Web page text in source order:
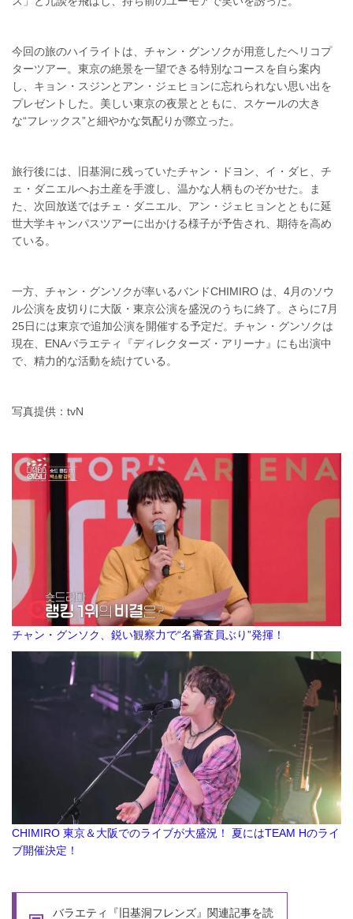
今回の旅のハイライトは、チャン・グンソクが用意したヘリコプ
ターツアー。東京の絶景を一望できる特別なコースを自ら案内
し、キョン・スジンとアン・ジェヒョンに忘れられない思い出を
プレゼントした。美しい東京の夜景とともに、スケールの大き
な“フレックス”と細やかな気配りが際立った。
旅行後には、旧基洞に残っていたチャン・ドヨン、イ・ダヒ、チ
ェ・ダニエルへお土産を手渡し、温かな人柄ものぞかせた。ま
た、次回放送ではチェ・ダニエル、アン・ジェヒョンとともに延
世大学キャンパスツアーに出かける様子が予告され、期待を高め
ている。
一方、チャン・グンソクが率いるバンドCHIMIRO は、4月のソウ
ル公演を皮切りに大阪・東京公演を盛況のうちに終了。さらに7月
25日には東京で追加公演を開催する予定だ。チャン・グンソクは
現在、ENAバラエティ『ディレクターズ・アリーナ』にも出演中
で、精力的な活動を続けている。
写真提供：tvN
チャン・グンソク、鋭い観察力で“名審査員ぶり”発揮！
CHIMIRO 東京＆大阪でのライブが大盛況！ 夏にはTEAM Hのライ
ブ開催決定！
バラエティ『旧基洞フレンズ』関連記事を読